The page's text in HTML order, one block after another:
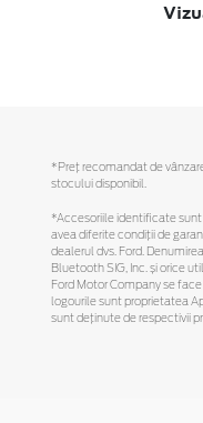
*Preţ recomandat de
stocului disponibil.
*Accesoriile identificate sunt
avea diferite condiții de
dealerul dvs. Ford.
Bluetooth SIG, Inc. și orice
Ford Motor Company se
logourile sunt proprietatea
sunt deținute de respectivii